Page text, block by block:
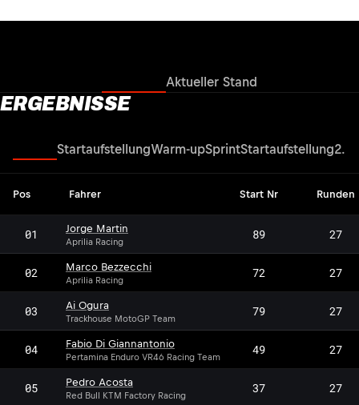
Aktueller Stand
ERGEBNISSE
StartaufstellungWarm-upSprintStartaufstellung2.
Pos Fahrer Start Nr Runden
01 Jorge Martin
Aprilia Racing 89 27
02 Marco Bezzecchi
Aprilia Racing 72 27
03 Ai Ogura
Trackhouse MotoGP Team 79 27
04 Fabio Di Giannantonio
Pertamina Enduro VR46 Racing Team 49 27
05 Pedro Acosta
Red Bull KTM Factory Racing 37 27